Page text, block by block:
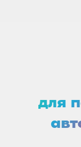
для